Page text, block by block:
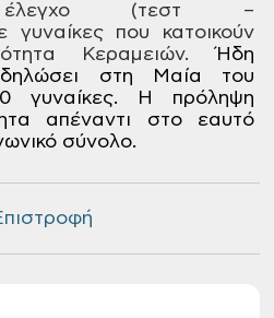
έλεγχο (τεστ –
γυναίκες που κατοικούν
Κεραμειών.Ήδη
στη Μαία του
γυναίκες. Η πρόληψη
απέναντι στο εαυτό
σύνολο.